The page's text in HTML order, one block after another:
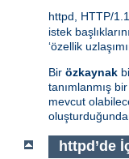
httpd, HTTP/
istek
‘özellik
Bir özkaynak
tanımlanmış
mevcut
httpd’de